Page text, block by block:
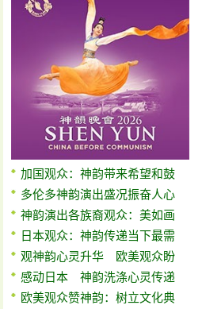
加国观众：神韵带来希望和鼓
多伦多神韵演出盛况振奋人心
神韵演出各族裔观众：美如画
日本观众：神韵传递当下最需
观神韵心灵升华 欧美观众盼
感动日本 神韵洗涤心灵传递
欧美观众赞神韵：树立文化典